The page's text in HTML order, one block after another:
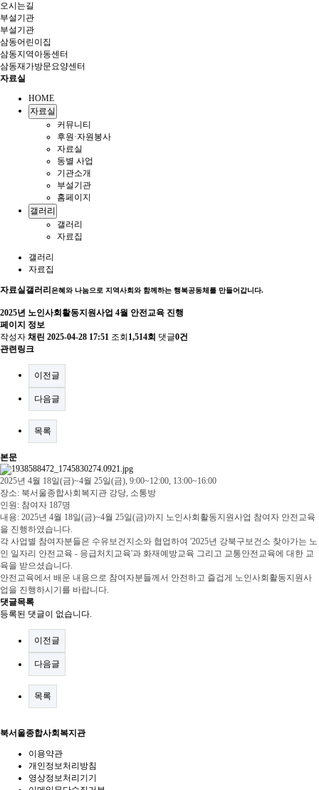
오시는길
부설기관
부설기관
삼동어린이집
삼동지역아동센터
삼동재가방문요양센터
자료실
HOME
자료실
커뮤니티
후원·자원봉사
자료실
동별 사업
기관소개
부설기관
홈페이지
갤러리
갤러리
자료집
갤러리
자료집
자료실갤러리 은혜와 나눔으로 지역사회와 함께하는 행복공동체를 만들어갑니다.
2025년 노인사회활동지원사업 4월 안전교육 진행
페이지 정보
작성자 채린 2025-04-28 17:51 조회 1,514회 댓글0건
관련링크
이전글
다음글
목록
본문
2025년 4월 18일(금)~4월 25일(금), 9:00~12:00, 13:00~16:00
장소: 북서울종합사회복지관 강당, 소통방
인원: 참여자 187명
내용: 2025년 4월 18일(금)~4월 25일(금)까지 노인사회활동지원사업 참여자 안전교육
을 진행하였습니다.
각 사업별 참여자분들은 수유보건지소와 협업하여 '2025년 강북구보건소 찾아가는 노
인 일자리 안전교육 - 응급처치교육'과 화재예방교육 그리고 교통안전교육에 대한 교
육을 받으셨습니다.
안전교육에서 배운 내용으로 참여자분들께서 안전하고 즐겁게 노인사회활동지원사
업을 진행하시기를 바랍니다.
댓글목록
등록된 댓글이 없습니다.
이전글
다음글
목록
북서울종합사회복지관
이용약관
개인정보처리방침
영상정보처리기기